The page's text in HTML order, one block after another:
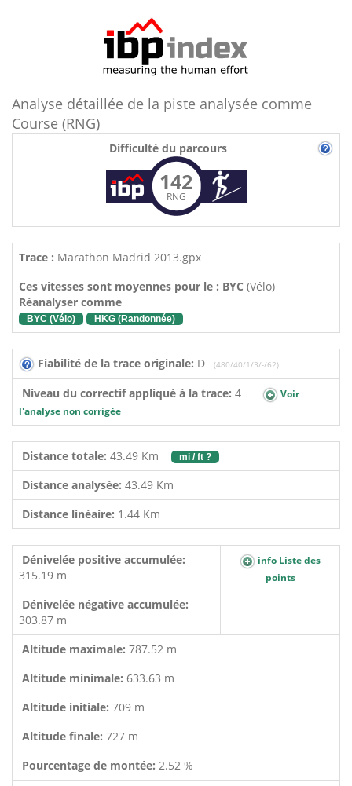
Analyse détaillée de la piste analysée comme
Course (RNG)
Difficulté du parcours
142
RNG
Trace : Marathon Madrid 2013.gpx
Ces vitesses sont moyennes pour le : BYC (Vélo)
Réanalyser comme
BYC (Vélo) HKG (Randonnée)
Fiabilité de la trace originale: D (480/40/1/3/-/62)
Niveau du correctif appliqué à la trace: 4
Voir
l'analyse non corrigée
Distance totale: 43.49 Km mi / ft ?
Distance analysée: 43.49 Km
Distance linéaire: 1.44 Km
Dénivelée positive accumulée:
315.19 m
info Liste des
points
Dénivelée négative accumulée:
303.87 m
Altitude maximale: 787.52 m
Altitude minimale: 633.63 m
Altitude initiale: 709 m
Altitude finale: 727 m
Pourcentage de montée: 2.52 %